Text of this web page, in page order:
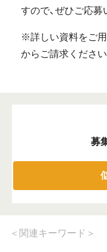
すので、ぜひご応募
※詳しい資料をご
からご請求ください
募
＜ 関連キーワード ＞